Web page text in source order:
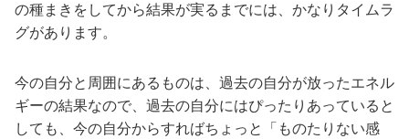
の種まきをしてから結果が実るまでには、かなりタイムラ
グがあります。
今の自分と周囲にあるものは、過去の自分が放ったエネル
ギーの結果なので、過去の自分にはぴったりあっていると
しても、今の自分からすればちょっと「ものたりない感